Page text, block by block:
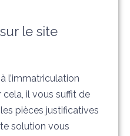
le site
l’immatriculation
il vous suffit de
pièces justificatives
solution vous